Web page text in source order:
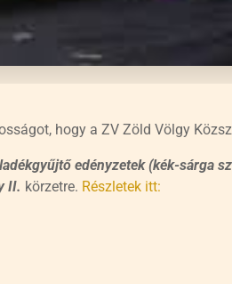
hogy a ZV Zöld Völgy
edényzetek (kék-sárga
II. körzetre. Részletek itt: